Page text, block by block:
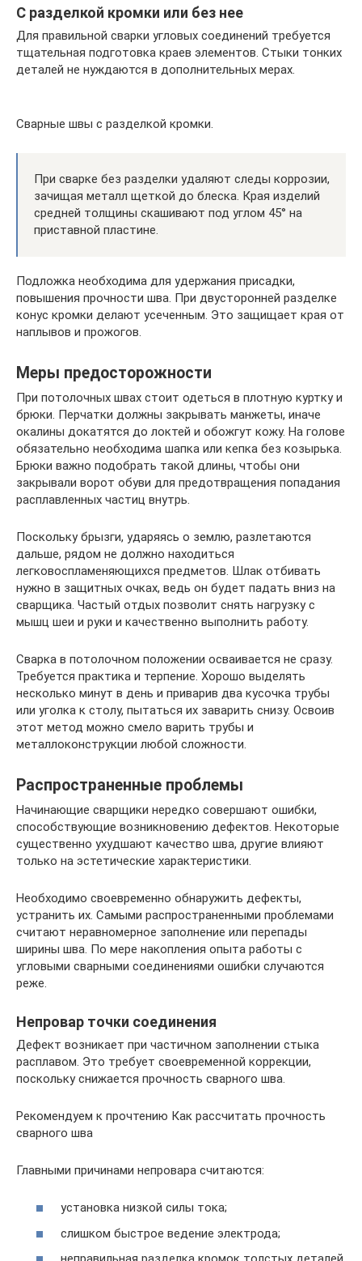
С разделкой кромки или без нее
Для правильной сварки угловых соединений требуется
тщательная подготовка краев элементов. Стыки тонких
деталей не нуждаются в дополнительных мерах.
Сварные швы с разделкой кромки.
При сварке без разделки удаляют следы коррозии,
зачищая металл щеткой до блеска. Края изделий
средней толщины скашивают под углом 45° на
приставной пластине.
Подложка необходима для удержания присадки,
повышения прочности шва. При двусторонней разделке
конус кромки делают усеченным. Это защищает края от
наплывов и прожогов.
Меры предосторожности
При потолочных швах стоит одеться в плотную куртку и
брюки. Перчатки должны закрывать манжеты, иначе
окалины докатятся до локтей и обожгут кожу. На голове
обязательно необходима шапка или кепка без козырька.
Брюки важно подобрать такой длины, чтобы они
закрывали ворот обуви для предотвращения попадания
расплавленных частиц внутрь.
Поскольку брызги, ударяясь о землю, разлетаются
дальше, рядом не должно находиться
легковоспламеняющихся предметов. Шлак отбивать
нужно в защитных очках, ведь он будет падать вниз на
сварщика. Частый отдых позволит снять нагрузку с
мышц шеи и руки и качественно выполнить работу.
Сварка в потолочном положении осваивается не сразу.
Требуется практика и терпение. Хорошо выделять
несколько минут в день и приварив два кусочка трубы
или уголка к столу, пытаться их заварить снизу. Освоив
этот метод можно смело варить трубы и
металлоконструкции любой сложности.
Распространенные проблемы
Начинающие сварщики нередко совершают ошибки,
способствующие возникновению дефектов. Некоторые
существенно ухудшают качество шва, другие влияют
только на эстетические характеристики.
Необходимо своевременно обнаружить дефекты,
устранить их. Самыми распространенными проблемами
считают неравномерное заполнение или перепады
ширины шва. По мере накопления опыта работы с
угловыми сварными соединениями ошибки случаются
реже.
Непровар точки соединения
Дефект возникает при частичном заполнении стыка
расплавом. Это требует своевременной коррекции,
поскольку снижается прочность сварного шва.
Рекомендуем к прочтению Как рассчитать прочность
сварного шва
Главными причинами непровара считаются:
установка низкой силы тока;
слишком быстрое ведение электрода;